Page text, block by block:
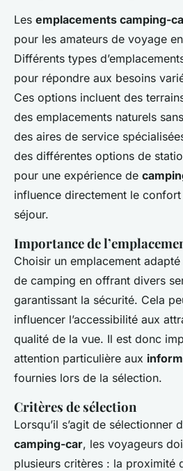
Les emplacements camping-
pour les amateurs de voyage
Différents types
pour répondre aux besoins
Ces options incluent des
des emplacements naturels
des aires de service
des différentes options de
pour une expérience de
influence directement le
séjour.
Importance de
Choisir un emplacement
de camping en offrant divers
garantissant la sécurité. Cela
influencer l’accessibilité aux
qualité de la vue. Il est donc
attention particulière aux
fournies lors de la sélection.
Critères de sélection
Lorsqu’il s’agit de sélectionner
camping-car, les voyageurs
plusieurs critères : la proximité